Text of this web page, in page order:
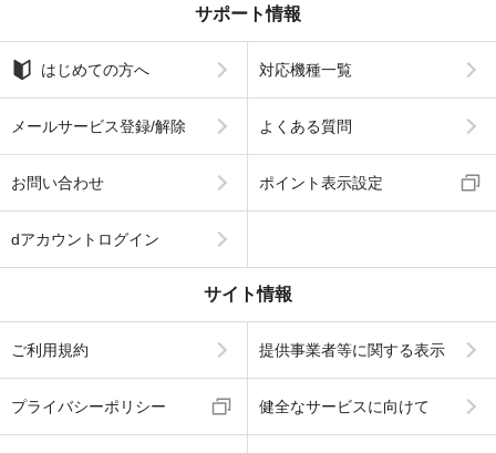
サポート情報
はじめての方へ 対応機種一覧
メールサービス登録/解除 よくある質問
お問い合わせ ポイント表示設定
dアカウントログイン
サイト情報
ご利用規約 提供事業者等に関する表示
プライバシーポリシー 健全なサービスに向けて